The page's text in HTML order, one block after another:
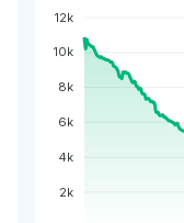
12k
10k
8k
6k
4k
2k